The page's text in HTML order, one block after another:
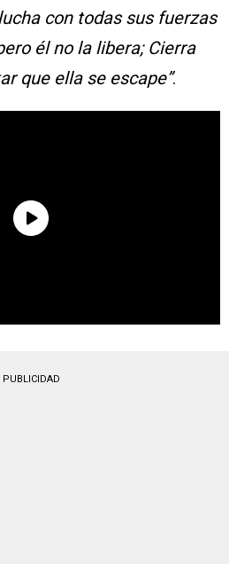
con todas sus fuerzas
él no la libera; Cierra
que ella se escape”.
PUBLICIDAD